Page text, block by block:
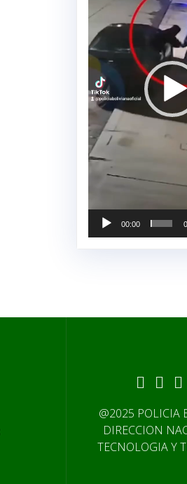
00:00
@2025 POLICIA
DIRECCION
TECNOLOGIA Y